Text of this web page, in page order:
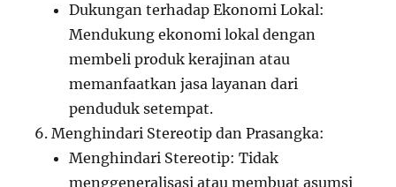
Dukungan terhadap Ekonomi Lokal:
Mendukung ekonomi lokal dengan
membeli produk kerajinan atau
memanfaatkan jasa layanan dari
penduduk setempat.
Menghindari Stereotip dan Prasangka:
Menghindari Stereotip: Tidak
menggeneralisasi atau membuat asumsi